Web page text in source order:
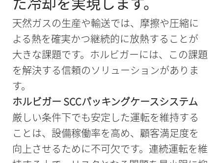
天然ガスの生産や輸送では、摩擦や圧縮に
よる熱を確実かつ継続的に放熱することが
大きな課題です。ホルビガーには、この課題
を解決する信頼のソリューションがありま
す。
ホルビガー SCCパッキングケースシステム
厳しい条件下でも安定した運転を維持する
ことは、設備稼働率を高め、顧客満足度を
向上させるために不可欠です。連続運転を維